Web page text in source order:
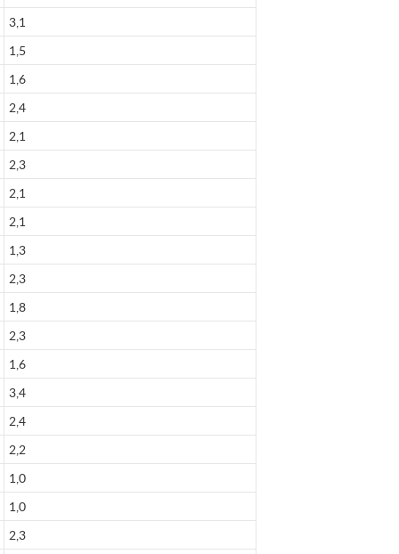
3,1
1,5
1,6
2,4
2,1
2,3
2,1
2,1
1,3
2,3
1,8
2,3
1,6
3,4
2,4
2,2
1,0
1,0
2,3